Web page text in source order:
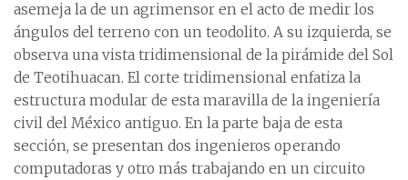
asemeja la de un agrimensor en el acto de medir los
ángulos del terreno con un teodolito. A su izquierda, se
observa una vista tridimensional de la pirámide del Sol
de Teotihuacan. El corte tridimensional enfatiza la
estructura modular de esta maravilla de la ingeniería
civil del México antiguo. En la parte baja de esta
sección, se presentan dos ingenieros operando
computadoras y otro más trabajando en un circuito